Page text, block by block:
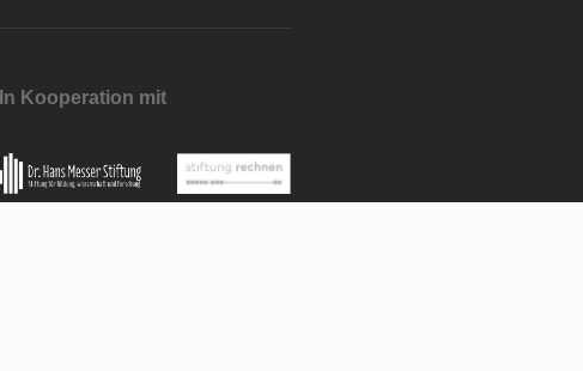
In Kooperation mit